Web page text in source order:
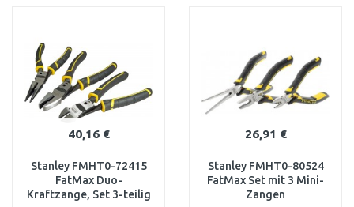
40,16 €
Stanley FMHT0-72415
FatMax Duo-
Kraftzange, Set 3-teilig
26,91 €
Stanley FMHT0-80524
FatMax Set mit 3 Mini-
Zangen